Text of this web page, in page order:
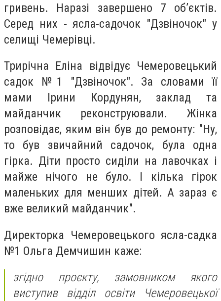
гривень. Наразі завершено 7 об’єктів.
Серед них - ясла-садочок "Дзвіночок" у
селищі Чемерівці.
Трирічна Еліна відвідує Чемеровецький
садок №1 "Дзвіночок". За словами її
мами Ірини Кордунян, заклад та
майданчик реконструювали. Жінка
розповідає, яким він був до ремонту: "Ну,
то був звичайний садочок, була одна
гірка. Діти просто сиділи на лавочках і
майже нічого не було. І кілька гірок
маленьких для менших дітей. А зараз є
вже великий майданчик".
Директорка Чемеровецького ясла-садка
№1 Ольга Демчишин каже:
згідно проєкту, замовником якого
виступив відділ освіти Чемеровецької